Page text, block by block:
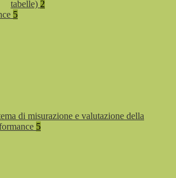
tabelle) 2
5
di misurazione e valutazione della
5